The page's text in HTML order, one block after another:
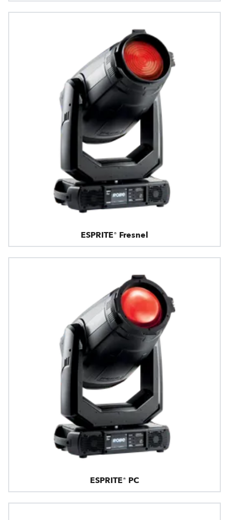
ESPRITE® Fresnel
ESPRITE® PC